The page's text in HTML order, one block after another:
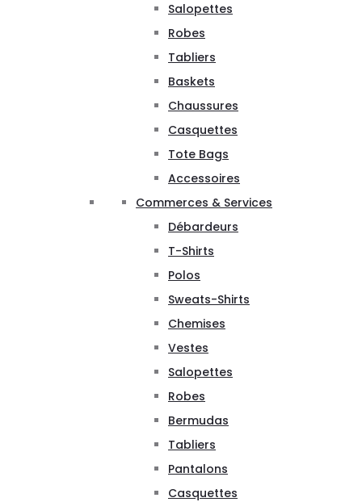
Salopettes
Robes
Tabliers
Baskets
Chaussures
Casquettes
Tote Bags
Accessoires
Commerces & Services
Débardeurs
T-Shirts
Polos
Sweats-Shirts
Chemises
Vestes
Salopettes
Robes
Bermudas
Tabliers
Pantalons
Casquettes